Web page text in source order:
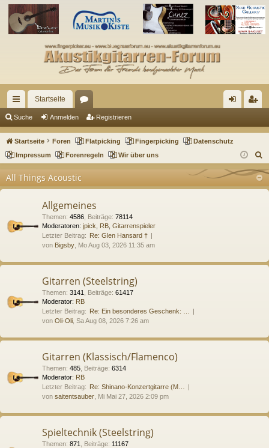
ch
ne
llz
riff
Startseite
en m
de
n
ist
rie
re
n
Suche Anmelden Registrieren
Startseite Foren Flatpicking Fingerpicking
Datenschutz
Impressum
Forenregeln Wir über uns
All Things Acoustic
Allgemeines
Themen: 4586 Beiträge: 78114
Moderatoren: jpick RB Gitarrenspieler
Letzter Beitrag: Re: Glen Hansard †
von Bigsby , Mo Aug 03, 2026 11:35 am
Gitarren (Steelstring)
Themen: 3141 Beiträge: 61417
Moderator: RB
Letzter Beitrag: Re: Ein besonderes Geschenk: …
von Oli-Oli , Sa Aug 08, 2026 7:26 am
Gitarren (Klassisch/Flamenco)
Themen: 485 Beiträge: 6314
Moderator: RB
Letzter Beitrag: Re: Shinano-Konzertgitarre (M…
von saitentsauber , Mi Mai 27, 2026 2:09 pm
Spieltechnik (Steelstring)
Themen: 871 Beiträge: 11167